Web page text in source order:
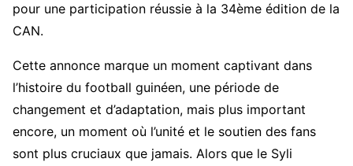
pour une participation réussie à la 34ème édition de la
CAN.
Cette annonce marque un moment captivant dans
l’histoire du football guinéen, une période de
changement et d’adaptation, mais plus important
encore, un moment où l’unité et le soutien des fans
sont plus cruciaux que jamais. Alors que le Syli